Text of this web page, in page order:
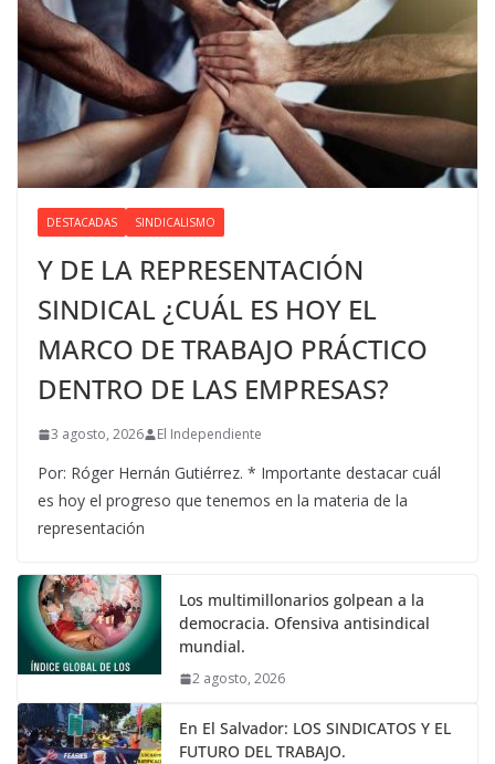
DESTACADAS SINDICALISMO
Y DE LA REPRESENTACIÓN
SINDICAL ¿CUÁL ES HOY EL
MARCO DE TRABAJO PRÁCTICO
DENTRO DE LAS EMPRESAS?
3 agosto, 2026 El Independiente
Por: Róger Hernán Gutiérrez. * Importante destacar cuál
es hoy el progreso que tenemos en la materia de la
representación
Los multimillonarios golpean a la
democracia. Ofensiva antisindical
mundial.
2 agosto, 2026
En El Salvador: LOS SINDICATOS Y EL
FUTURO DEL TRABAJO.